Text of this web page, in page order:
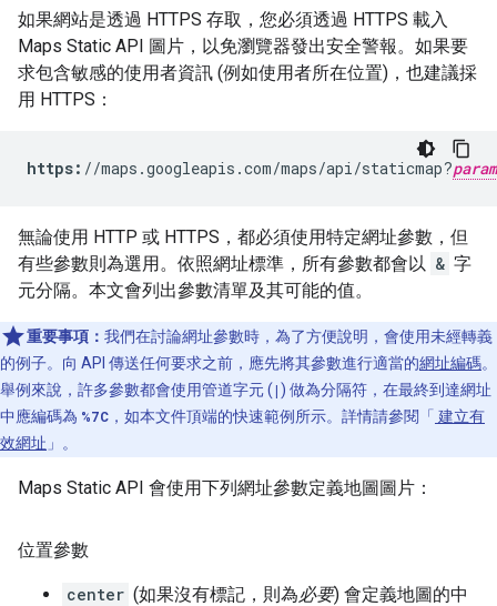
如果網站是透過 HTTPS 存取，您必須透過 HTTPS 載入
Maps Static API 圖片，以免瀏覽器發出安全警報。如果要
求包含敏感的使用者資訊 (例如使用者所在位置)，也建議採
用 HTTPS：
https: //maps.googleapis.com/maps/api/staticmap?
無論使用 HTTP 或 HTTPS，都必須使用特定網址參數，但
有些參數則為選用。依照網址標準，所有參數都會以 & 字
元分隔。本文會列出參數清單及其可能的值。
重要事項： 我們在討論網址參數時，為了方便說明，會使用未經轉義
的例子。向 API 傳送任何要求之前，應先將其參數進行適當的網址編碼。
舉例來說，許多參數都會使用管道字元 ( | ) 做為分隔符，在最終到達網址
中應編碼為 %7C ，如本文件頂端的快速範例所示。詳情請參閱「 建立有
效網址 」。
Maps Static API 會使用下列網址參數定義地圖圖片：
位置參數
center (如果沒有標記，則為必要) 會定義地圖的中